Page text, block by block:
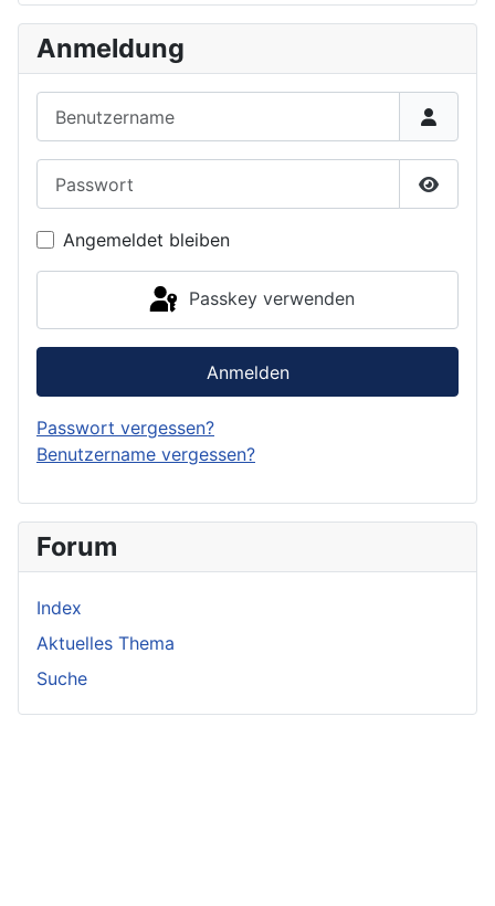
Anmeldung
Angemeldet bleiben
Passkey verwenden
Anmelden
Passwort vergessen?
Benutzername vergessen?
Forum
Index
Aktuelles Thema
Suche